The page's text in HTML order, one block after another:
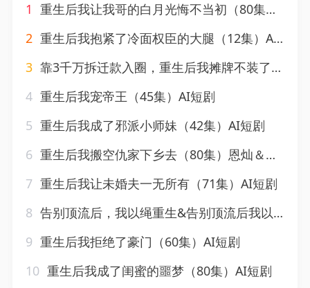
1 重生后我让我哥的白月光悔不当初（80集）AI短剧
2 重生后我抱紧了冷面权臣的大腿（12集）AI短剧
3 靠3千万拆迁款入圈，重生后我摊牌不装了&靠3千万拆迁款入圈重生后我摊牌不装了（37集）AI短剧
4 重生后我宠帝王（45集）AI短剧
5 重生后我成了邪派小师妹（42集）AI短剧
6 重生后我搬空仇家下乡去（80集）恩灿＆李苗苗＆灵灵＆橙子＆夏一心
7 重生后我让未婚夫一无所有（71集）AI短剧
8 告别顶流后，我以绳重生&告别顶流后我以绳重生（40集）AI短剧
9 重生后我拒绝了豪门（60集）AI短剧
10 重生后我成了闺蜜的噩梦（80集）AI短剧